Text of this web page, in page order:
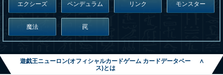
エクシーズ ペンデュラム リンク モンスター
魔法 罠
遊戯王ニューロン(オフィシャルカードゲーム カードデータベー
ス)とは
∧